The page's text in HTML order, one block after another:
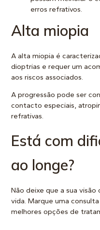
erros refrativos.
Alta miopia
A alta miopia é
dioptrias e requer um
aos riscos associados.
A progressão pode ser
contacto especiais,
refrativas.
Está com
ao longe?
Não deixe que a sua
vida.Marque uma consulta
melhores opções de